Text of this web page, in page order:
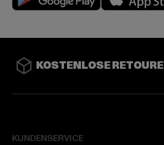
KOSTENLOSE RETOURE
KUNDENSERVICE